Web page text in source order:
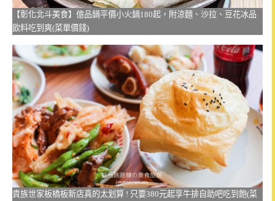
【彰化北斗美食】億品鍋平價小火鍋180起，附涼麵、沙拉、豆花冰品
飲料吃到爽(菜單價錢)
貴族世家板橋板新店真的太划算 ! 只要380元起享牛排自助吧吃到飽(菜